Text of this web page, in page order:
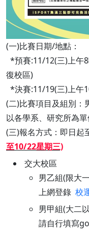
(一)比賽日期/地點：
*預賽:11/12(三)上午
復校區)
*決賽:11/19(三)上午
(二)比賽項目及組別：
以各學系、研究所為單
(三)報名方式：即日起
至10/22星期三)
交大校區
男乙組(限大
上網登錄 校
男甲組(大二
請自行填寫